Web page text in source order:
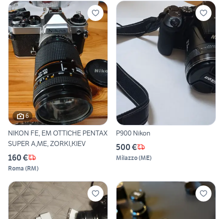
6
NIKON FE, EM OTTICHE PENTAX
SUPER A,ME, ZORKI,KIEV
160 €
Roma (RM)
P900 Nikon
500 €
Milazzo(ME)